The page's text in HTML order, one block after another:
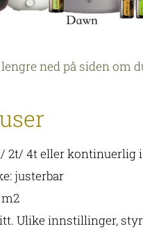
ned på siden om
2t/ 4t eller kontinuerlig i
justerbar
Ulike innstillinger,